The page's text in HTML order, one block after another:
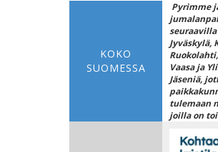
KOKO
SUOMESSA
Pyrimme
Jyväskylä,
Vaasa ja
Jäseniä,
tulemaan
joilla on